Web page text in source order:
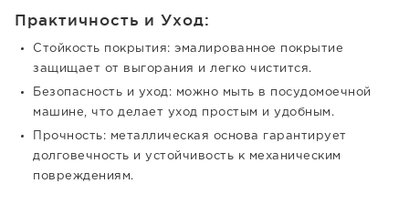
Практичность и Уход:
Стойкость покрытия: эмалированное покрытие
защищает от выгорания и легко чистится.
Безопасность и уход: можно мыть в посудомоечной
машине, что делает уход простым и удобным.
Прочность: металлическая основа гарантирует
долговечность и устойчивость к механическим
повреждениям.